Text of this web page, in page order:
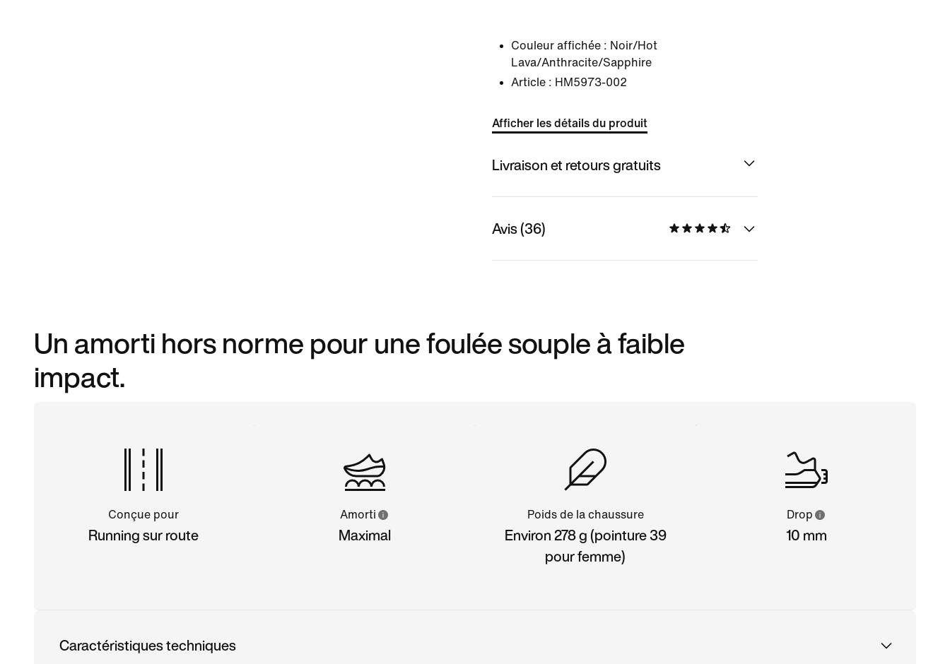
Couleur affichée : Noir/Hot
Lava/Anthracite/Sapphire
Article : HM5973-002
Afficher les détails du produit
Livraison et retours gratuits
Avis (36)
Un amorti hors norme pour une foulée souple à faible
impact.
Conçue pour
Running sur route
Amorti
Maximal
Poids de la chaussure
Environ 278 g (pointure 39
pour femme)
Drop
10 mm
Caractéristiques techniques